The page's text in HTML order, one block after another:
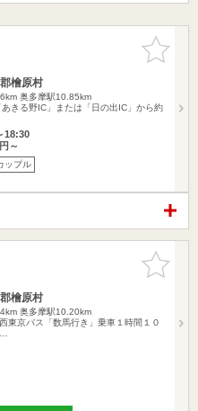
お気に入
りに追加
檜原村
奥多摩駅10.85km
あきる野IC」または「日の出IC」から約
18:30
～
ップル
お気に入
りに追加
檜原村
奥多摩駅10.20km
東京バス「数馬行き」乗車１時間１０